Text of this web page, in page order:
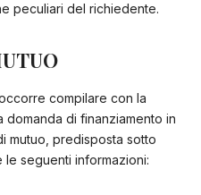
peculiari del richiedente.
compilare con la
domanda di finanziamento in
mutuo, predisposta sotto
seguenti informazioni: